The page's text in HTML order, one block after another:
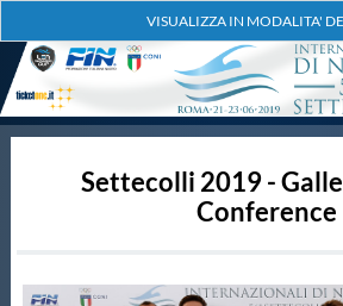
Settecolli 2019 -
Conference